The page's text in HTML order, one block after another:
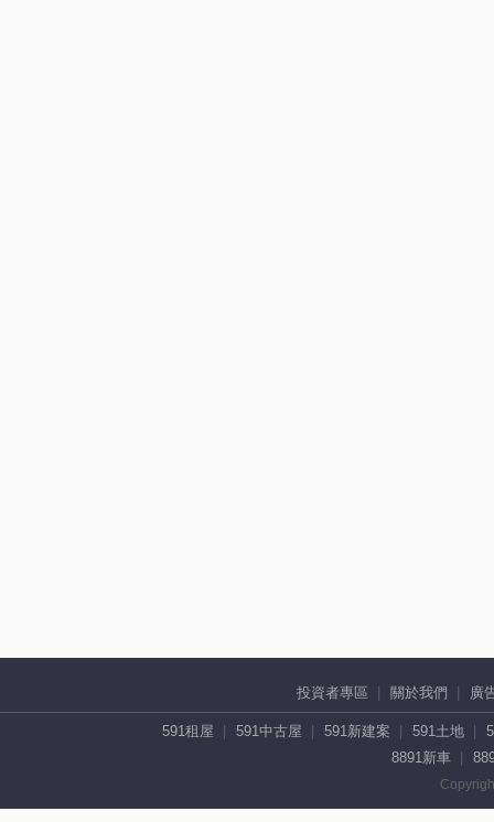
投資者專區 關於我們 廣
591租屋 591中古屋 591新建案 591土地
8891新車